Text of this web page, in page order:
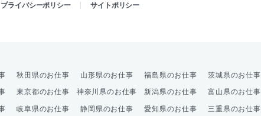
プライバシーポリシー サイトポリシー
秋田県のお仕事 山形県のお仕事 福島県のお仕事 茨城県のお仕事
東京都のお仕事 神奈川県のお仕事 新潟県のお仕事 富山県のお仕事
岐阜県のお仕事 静岡県のお仕事 愛知県のお仕事 三重県のお仕事